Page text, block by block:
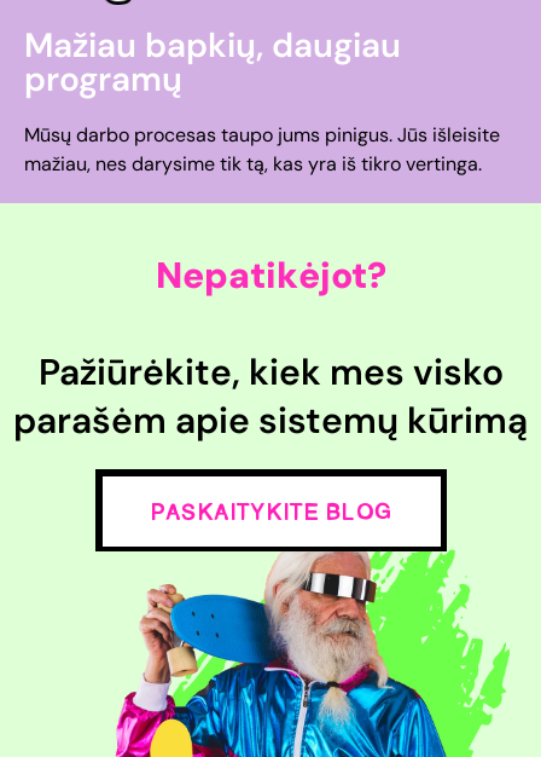
Mažiau bapkių, daugiau
programų
Mūsų darbo procesas taupo jums pinigus. Jūs išleisite
mažiau, nes darysime tik tą, kas yra iš tikro vertinga.
Nepatikėjot?
Pažiūrėkite, kiek mes visko
parašėm apie sistemų kūrimą
Paskaitykite blog